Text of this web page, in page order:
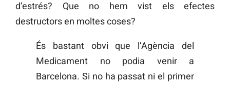
d’estrés? Que no hem vist els efectes
destructors en moltes coses?
És bastant obvi que l’Agència del
Medicament no podia venir a
Barcelona. Si no ha passat ni el primer